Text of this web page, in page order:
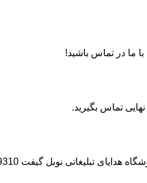
با ما در تماس باشید!
تبلیغاتی نوبل گیفت 02191009310